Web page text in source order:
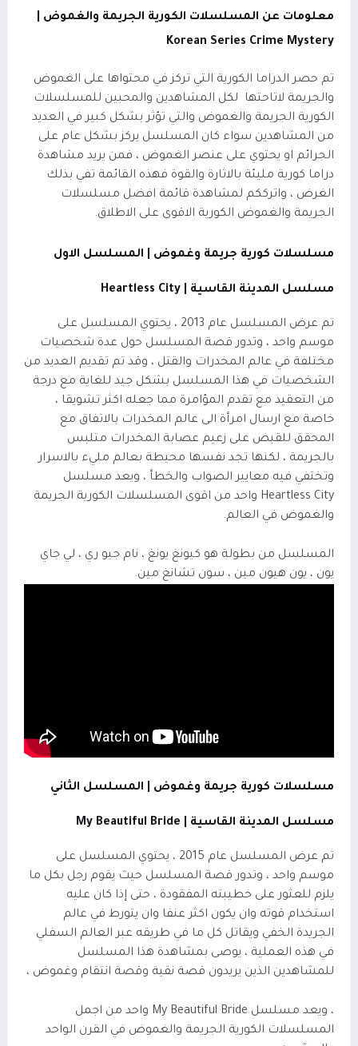
معلومات عن المسلسلات الكورية الجريمة والغموض |
Korean Series Crime Mystery
تم حصر الدراما الكورية التي تركز في محتواها على الغموض
والجريمة لاتاحتها
لكل المشاهدين والمحبين للمسلسلات
الكورية الجريمة والغموض والتي تؤثر بشكل كبير في العديد
من المشاهدين سواء كان المسلسل يركز بشكل عام على
الجرائم او يحتوي على عنصر الغموض ، فمن يريد مشاهدة
دراما كورية مليئة بالاثارة والقوة فهذه القائمة تفي بذلك
الغرض ، واترككم لمشاهدة قائمة افضل مسلسلات
الجريمة والغموض الكورية الاقوى على الاطلاق.
مسلسلات كورية جريمة وغموض | المسلسل الاول
مسلسل المدينة القاسية | Heartless City
تم عرض المسلسل عام 2013 ، يحتوي المسلسل على
موسم واحد ، وتدور قصة المسلسل حول عدة شخصيات
مختلفة في عالم المخدرات والقتل ، وقد تم تقديم العديد من
الشخصيات في هذا المسلسل بشكل جيد للغاية مع درجة
من التعقيد مع تقدم المؤامرة مما جعله اكثر تشويقا ،
خاصة مع ارسال امرأة الى عالم المخدرات بالاتفاق مع
المحقق للقبض على زعيم عصابة المخدرات متلبس
بالجريمة ، لكنها تجد نفسها محيطة بعالم مليء بالاسرار
وتختفي فيه معايير الصواب والخطأ ، ويعد مسلسل
Heartless City واحد من اقوى المسلسلات الكورية الجريمة
والغموض في العالم.
المسلسل من بطولة هو كيونغ يونغ ، نام جيو ري ، لي جاي
يون ، يون هيون مين ، سون تشانغ مين.
مسلسلات كورية جريمة وغموض | المسلسل الثاني
مسلسل المدينة القاسية | My Beautiful Bride
تم عرض المسلسل عام 2015 ، يحتوي المسلسل على
موسم واحد ، وتدور قصة المسلسل حيث يقوم رجل بكل ما
يلزم للعثور على خطيبته المفقودة ، حتى إذا كان عليه
استخدام قوته وان يكون اكثر عنفا وان يتورط في عالم
الجريدة الخفي ويقاتل كل ما في طريقه عبر العالم السفلي
في هذه العملية ، يوصى بمشاهدة هذا المسلسل
للمشاهدين الذين يريدون قصة نقية وقصة انتقام وغموض ،
، ويعد مسلسل My Beautiful Bride واحد من اجمل
المسلسلات الكورية الجريمة والغموض في القرن الواحد